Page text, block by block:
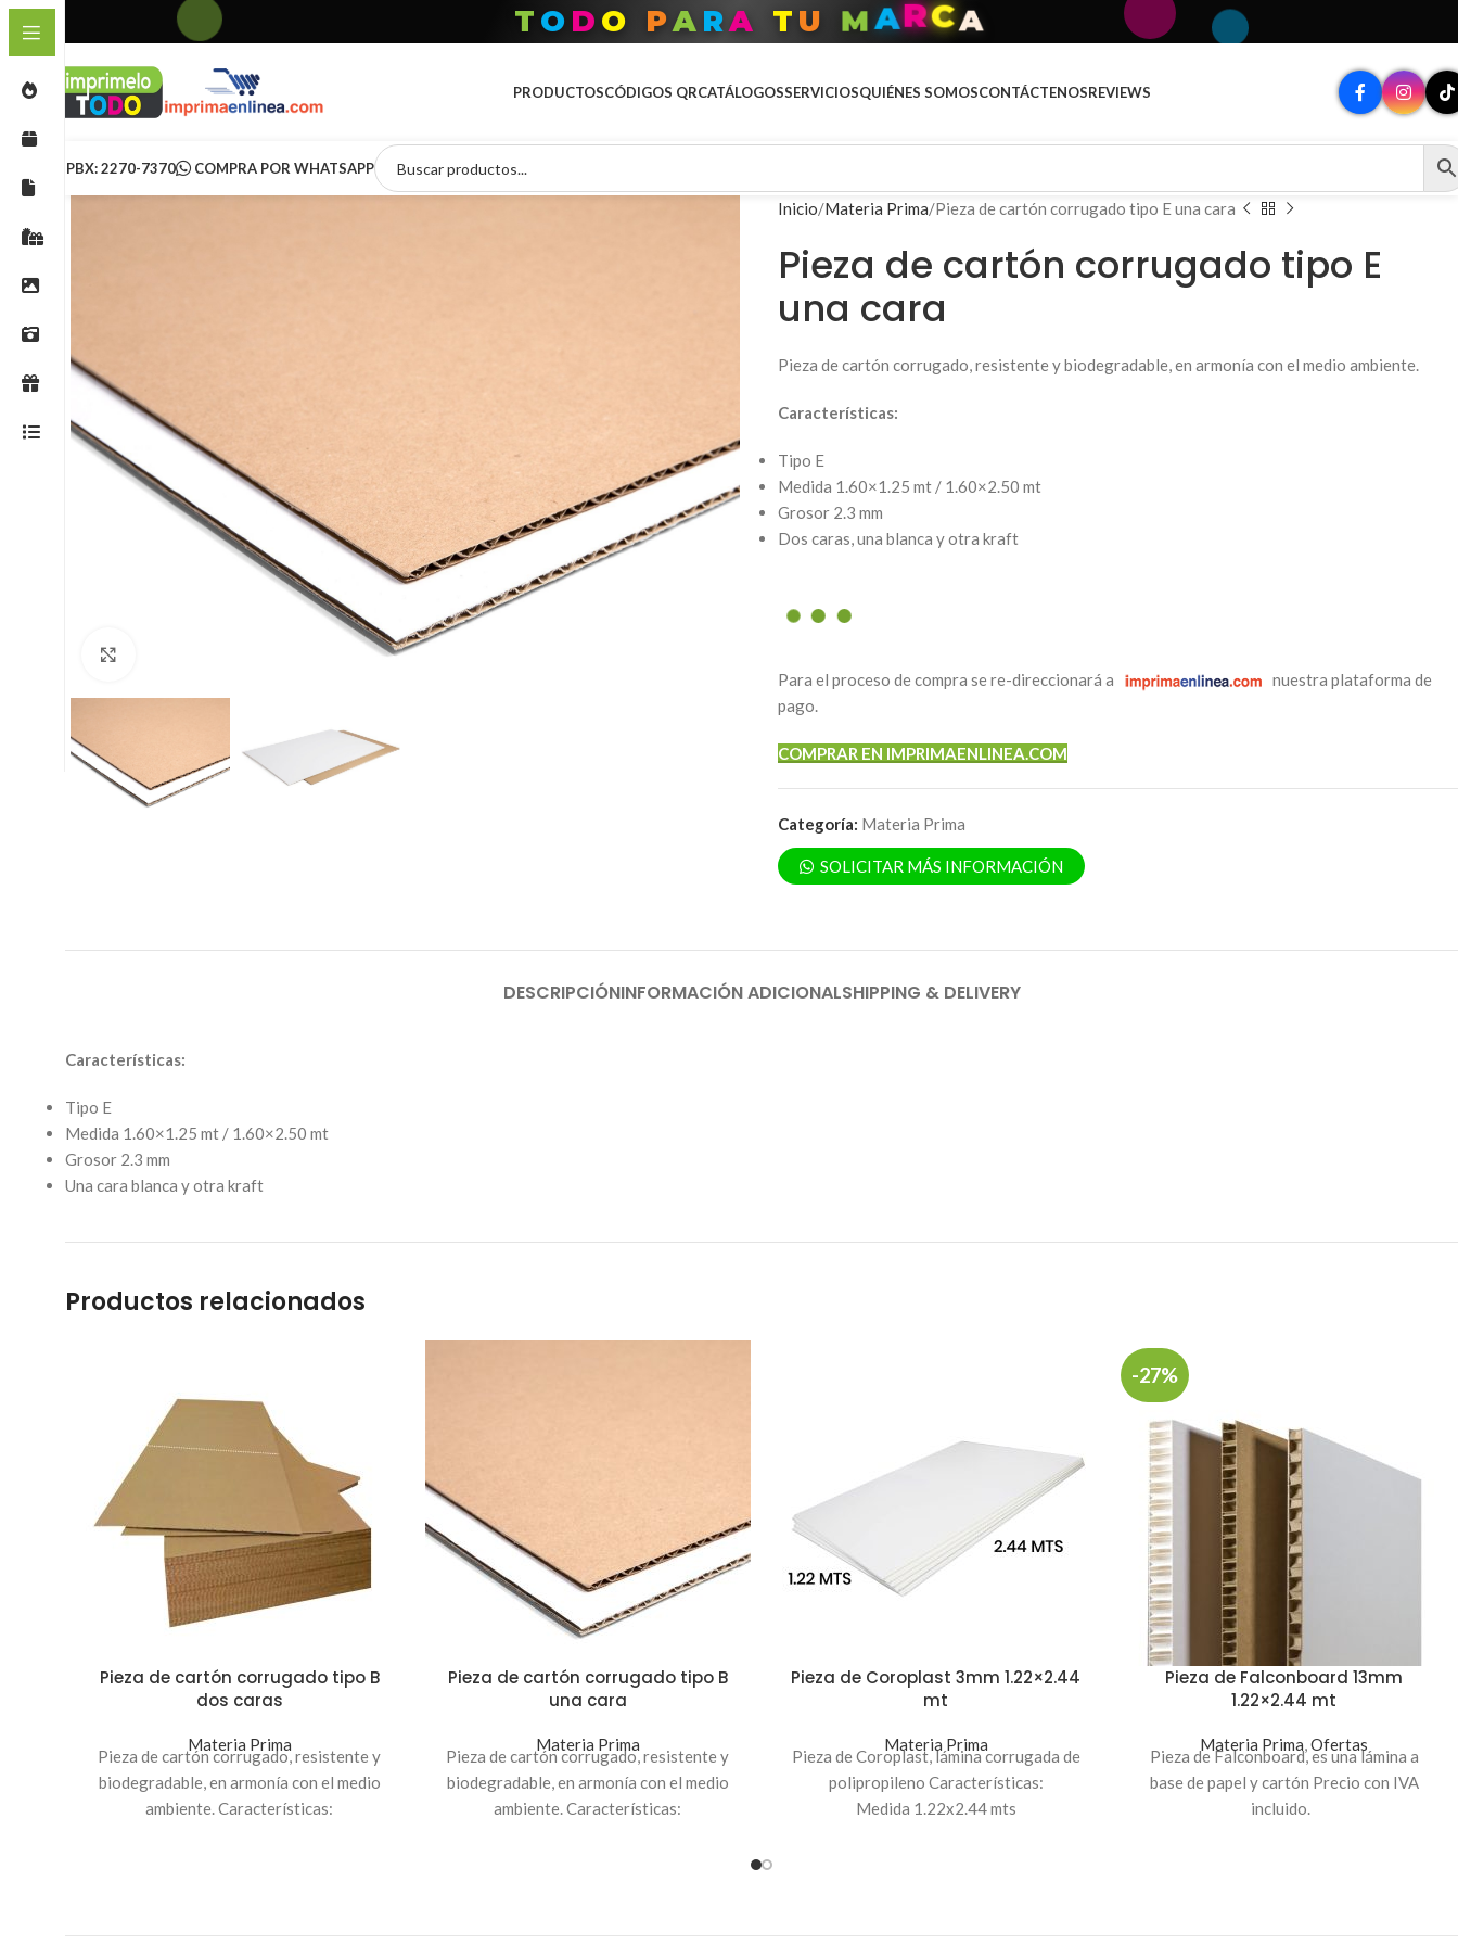
T O D O PA RA T U MARCA
PRODUCTOSCÓDIGOS QRCATÁLOGOSSERVICIOSQUIÉNES SOMOSCONTÁCTENOSREVIEWS
PBX: 2270-7370 COMPRA POR WHATSAPP
Inicio Materia Prima Pieza de cartón corrugado tipo E una cara
Pieza de cartón corrugado tipo E
una cara
Pieza de cartón corrugado, resistente y biodegradable, en armonía con el medio ambiente.
Características:
Tipo E
Medida 1.60×1.25 mt / 1.60×2.50 mt
Grosor 2.3 mm
Dos caras, una blanca y otra kraft
Para el proceso de compra se re-direccionará a
nuestra plataforma de
pago.
COMPRAR EN IMPRIMAENLINEA.COM
Categoría: Materia Prima
SOLICITAR MÁS INFORMACIÓN
DESCRIPCIÓNINFORMACIÓN ADICIONALSHIPPING & DELIVERY
Características:
Tipo E
Medida 1.60×1.25 mt / 1.60×2.50 mt
Grosor 2.3 mm
Una cara blanca y otra kraft
Productos relacionados
Pieza de cartón corrugado tipo B
dos caras
Materia Prima
Pieza de cartón corrugado, resistente y
biodegradable, en armonía con el medio
ambiente. Características:
Pieza de cartón corrugado tipo B
una cara
Materia Prima
Pieza de cartón corrugado, resistente y
biodegradable, en armonía con el medio
ambiente. Características:
Pieza de Coroplast 3mm 1.22×2.44
mt
Materia Prima
Pieza de Coroplast, lámina corrugada de
polipropileno Características:
Medida 1.22x2.44 mts
-27%
Pieza de Falconboard 13mm
1.22×2.44 mt
Materia Prima,Ofertas
Pieza de Falconboard, es una lámina a
base de papel y cartón Precio con IVA
incluido.